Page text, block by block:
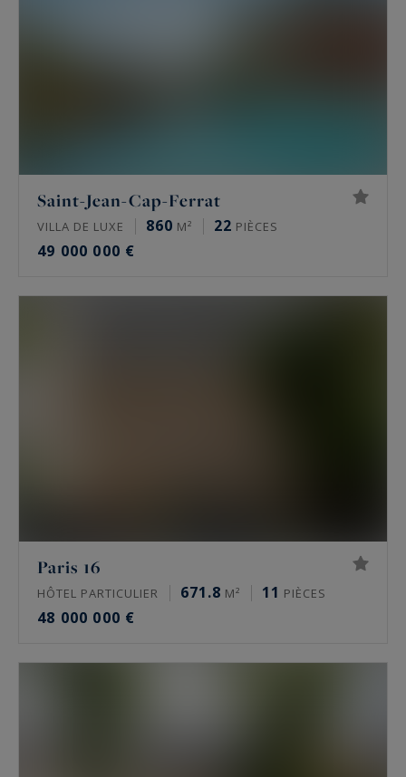
Saint-Jean-Cap-Ferrat
VILLA DE LUXE 860 M² 22 PIÈCES
49 000 000 €
Paris 16
HÔTEL PARTICULIER 671.8 M² 11 PIÈCES
48 000 000 €